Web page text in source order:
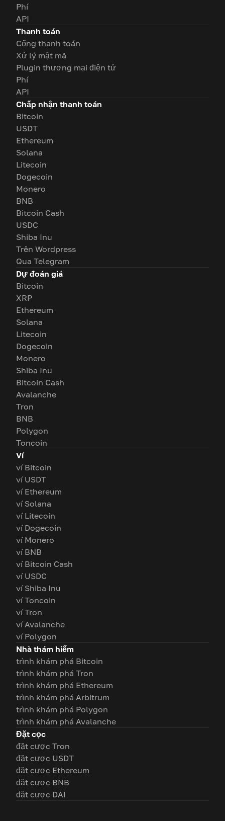
Phí
API
Thanh toán
Cổng thanh toán
Xử lý mật mã
Plugin thương mại điện tử
Phí
API
Chấp nhận thanh toán
Bitcoin
USDT
Ethereum
Solana
Litecoin
Dogecoin
Monero
BNB
Bitcoin Cash
USDC
Shiba Inu
Trên Wordpress
Qua Telegram
Dự đoán giá
Bitcoin
XRP
Ethereum
Solana
Litecoin
Dogecoin
Monero
Shiba Inu
Bitcoin Cash
Avalanche
Tron
BNB
Polygon
Toncoin
Ví
ví Bitcoin
ví USDT
ví Ethereum
ví Solana
ví Litecoin
ví Dogecoin
ví Monero
ví BNB
ví Bitcoin Cash
ví USDC
ví Shiba Inu
ví Toncoin
ví Tron
ví Avalanche
ví Polygon
Nhà thám hiểm
trình khám phá Bitcoin
trình khám phá Tron
trình khám phá Ethereum
trình khám phá Arbitrum
trình khám phá Polygon
trình khám phá Avalanche
Đặt cọc
đặt cược Tron
đặt cược USDT
đặt cược Ethereum
đặt cược BNB
đặt cược DAI